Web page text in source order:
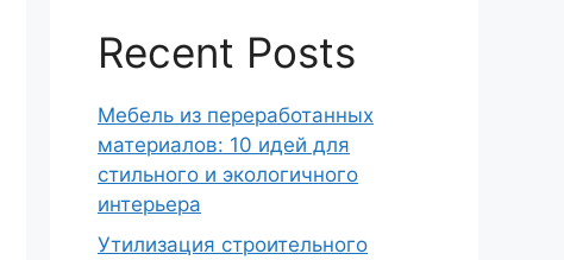
Recent Posts
Мебель из переработанных
материалов: 10 идей для
стильного и экологичного
интерьера
Утилизация строительного